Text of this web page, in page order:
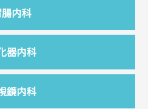
腸内科
器内科
鏡内科